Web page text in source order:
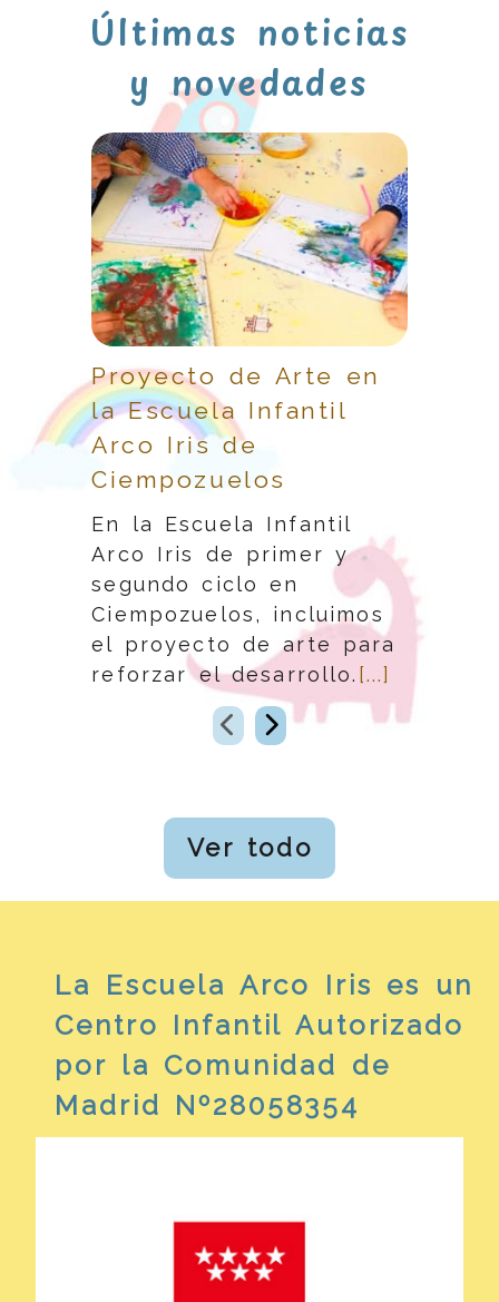
Últimas noticias
y novedades
Proyecto de Arte en
la Escuela Infantil
Arco Iris de
Ciempozuelos
En la Escuela Infantil
Arco Iris de primer y
segundo ciclo en
Ciempozuelos, incluimos
el proyecto de arte para
reforzar el desarrollo. [...]
Anterior
Siguiente
Ver todo
La Escuela Arco Iris es un
Centro Infantil Autorizado
por la Comunidad de
Madrid Nº28058354